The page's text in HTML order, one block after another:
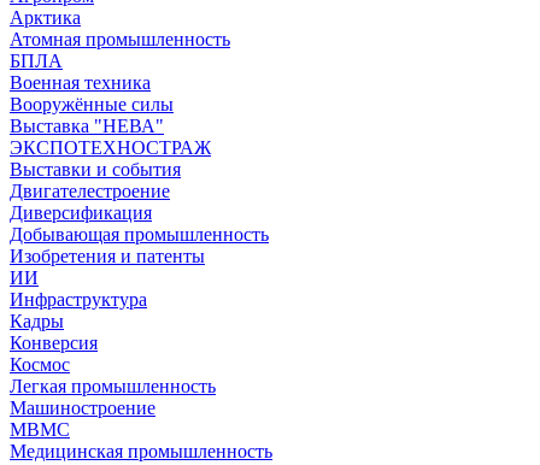
Арктика
Атомная промышленность
БПЛА
Военная техника
Вооружённые силы
Выставка "НЕВА"
ЭКСПОТЕХНОСТРАЖ
Выставки и события
Двигателестроение
Диверсификация
Добывающая промышленность
Изобретения и патенты
ИИ
Инфраструктура
Кадры
Конверсия
Космос
Легкая промышленность
Машиностроение
МВМС
Медицинская промышленность